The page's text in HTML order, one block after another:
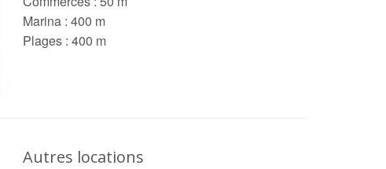
Marina : 400 m
Plages : 400 m
Autres locations